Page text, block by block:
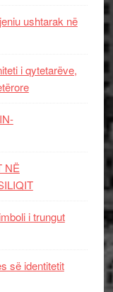
ushtarak në
i qytetarëve,
NË
i trungut
së identitetit